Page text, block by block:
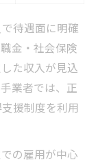
待遇面に明確
金・社会保険
た収入が見込
業者では、正
援制度を利用
の雇用が中心